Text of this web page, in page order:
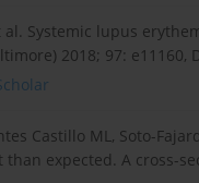
al. Systemic lupus
2018; 97: e11160,
Castillo ML, Soto-
expected. A cross-